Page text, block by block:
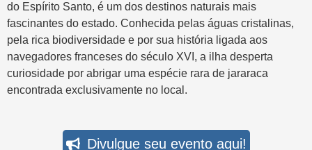
do Espírito Santo, é um dos destinos naturais mais
fascinantes do estado. Conhecida pelas águas cristalinas,
pela rica biodiversidade e por sua história ligada aos
navegadores franceses do século XVI, a ilha desperta
curiosidade por abrigar uma espécie rara de jararaca
encontrada exclusivamente no local.
Divulgue seu evento aqui!